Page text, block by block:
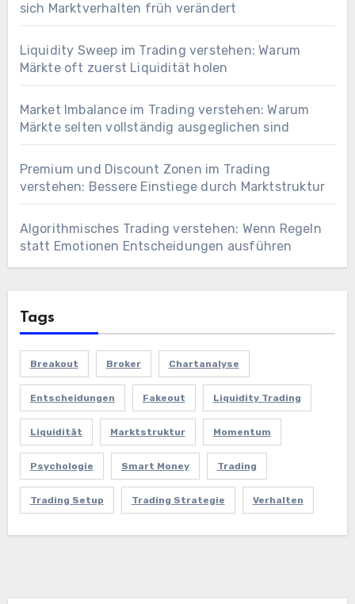
sich Marktverhalten früh verändert
Liquidity Sweep im Trading verstehen: Warum
Märkte oft zuerst Liquidität holen
Market Imbalance im Trading verstehen: Warum
Märkte selten vollständig ausgeglichen sind
Premium und Discount Zonen im Trading
verstehen: Bessere Einstiege durch Marktstruktur
Algorithmisches Trading verstehen: Wenn Regeln
statt Emotionen Entscheidungen ausführen
Tags
Breakout Broker Chartanalyse
Entscheidungen Fakeout Liquidity Trading
Liquidität Marktstruktur Momentum
Psychologie Smart Money Trading
Trading Setup Trading Strategie Verhalten